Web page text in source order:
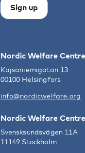
Sign up
Nordic Welfare
Kajsaniemigatan 13
00100 Helsingfors
info@nordicwelfare.org
Nordic Welfare
Svensksundsvägen 11A
11149 Stockholm